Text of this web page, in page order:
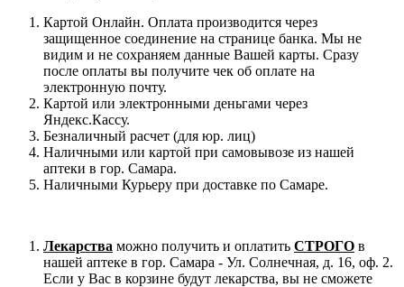
Картой Онлайн. Оплата производится через
защищенное соединение на странице банка. Мы не
видим и не сохраняем данные Вашей карты. Сразу
после оплаты вы получите чек об оплате на
электронную почту.
Картой или электронными деньгами через
Яндекс.Кассу.
Безналичный расчет (для юр. лиц)
Наличными или картой при самовывозе из нашей
аптеки в гор. Самара.
Наличными Курьеру при доставке по Самаре.
Лекарства можно получить и оплатить СТРОГО в
нашей аптеке в гор. Самара - Ул. Солнечная, д. 16, оф. 2.
Если у Вас в корзине будут лекарства, вы не сможете